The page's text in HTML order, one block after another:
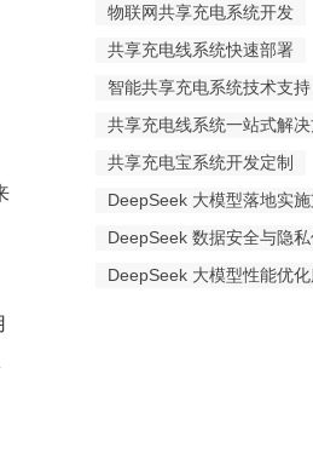
物联网共享充电系统开发
共享充电线系统快速部署
智能共享充电系统技术支持
共享充电线系统一站式解
共享充电宝系统开发定制
DeepSeek 大模型落地实
DeepSeek 数据安全与隐
DeepSeek 大模型性能优